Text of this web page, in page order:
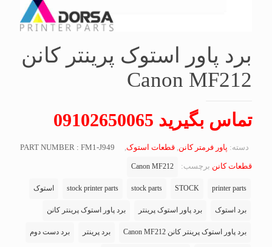
برد پاور استوک پرینتر کانن
Canon MF212
تماس بگیرید 09102650065
PART NUMBER : FM1-J949 دسته: پاور فرمتر کانن, قطعات استوک,
قطعات کانن برچسب: Canon MF212
printer parts
STOCK
stock parts
stock printer parts استوک
برد استوک برد پاور استوک پرینتر برد پاور استوک پرینتر کانن
برد پاور استوک پرینتر کانن Canon MF212 برد پرینتر برد دست دوم